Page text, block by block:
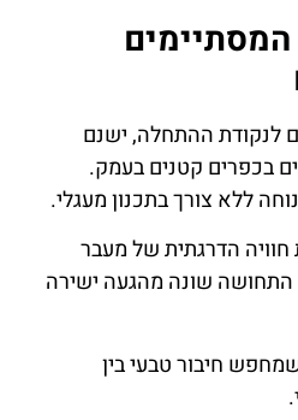
המסתיימים
לנקודת ההתחלה, ישנם
בכפרים קטנים בעמק.
ללא צורך בתכנון מעגלי.
חוויה הדרגתית של מעבר
שונה מהגעה ישירה
חיבור טבעי בין